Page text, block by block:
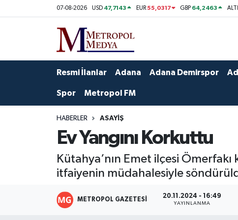
07-08-2026 USD 47,7143 EUR55,0317 GBP 64,2463
Resmi İlanlar Adana Adana Demirspor
Spor Metropol FM
HABERLER ASAYIŞ
Ev Yangını Korkuttu
Kütahya’nın Emet ilçesi
itfaiyenin müdahalesiyle
METROPOL GAZETESI 20.11.2024 - 16:49
YAYINLANMA
Ekonomi
Özel Haberler
Yerel Yönetim
Yazarlar
Foto Galeri
Seyhan Nöbetçi Eczaneler
Seyhan Hava Durumu
Tüm Manşetler
Son Dakika Haberleri